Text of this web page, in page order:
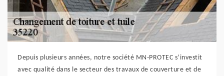
Depuis plusieurs années, notre société MN-PROTEC s’investit
avec qualité dans le secteur des travaux de couverture et de